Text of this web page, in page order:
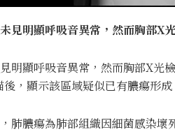
見明顯呼吸音異常，然而胸部X
明顯呼吸音異常，然而胸部X光
後，顯示該區域疑似已有膿瘍形
肺膿瘍為肺部組織因細菌感染